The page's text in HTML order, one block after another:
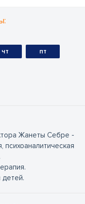
чт пт
Жанеты Себре -
психоаналитическая
детей.